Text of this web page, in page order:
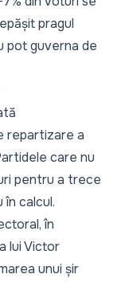
pragul
pot guverna de
repartizare a
care nu
pentru a trece
în calcul.
în
lui Victor
unui șir